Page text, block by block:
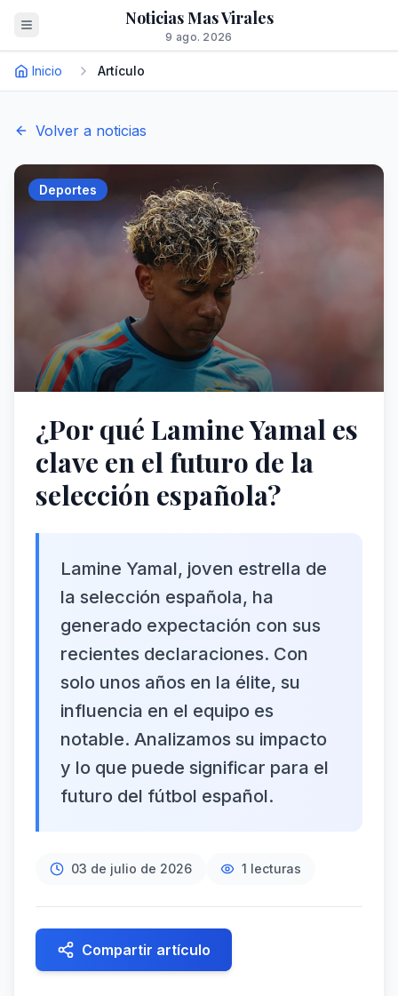
Noticias Mas Virales
9 ago. 2026
Inicio Artículo
Volver a noticias
Deportes
¿Por qué Lamine Yamal es
clave en el futuro de la
selección española?
Lamine Yamal, joven estrella de
la selección española, ha
generado expectación con sus
recientes declaraciones. Con
solo unos años en la élite, su
influencia en el equipo es
notable. Analizamos su impacto
y lo que puede significar para el
futuro del fútbol español.
03 de julio de 2026 1 lecturas
Compartir artículo